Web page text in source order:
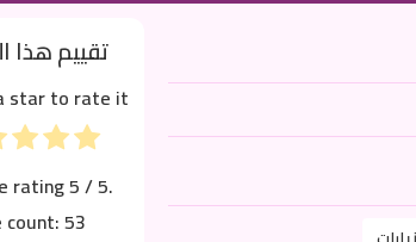
تقييم هذا
star to rate it!
rating5/ 5.
count:53